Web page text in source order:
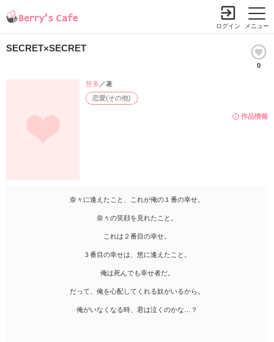
メニュー
ログイン
SECRET×SECRET
0
作品情報
恋愛(その他)
慧美／著
奈々に逢えたこと、これが俺の１番の幸せ。
奈々の笑顔を見れたこと。
これは２番目の幸せ。
３番目の幸せは、悠に逢えたこと。
俺は死んでも幸せ者だ。
だって、俺を心配してくれる奴がいるから。
俺がいなくなる時、君は泣くのかな…？